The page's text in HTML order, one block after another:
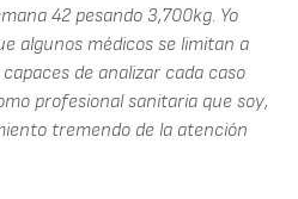
42 pesando 3,700kg. Yo
algunos médicos se limitan a
de analizar cada caso
profesional sanitaria que soy,
tremendo de la atención